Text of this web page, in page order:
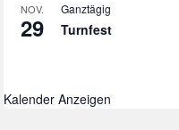
NOV.
29
Ganztägig
Turnfest
Kalender Anzeigen